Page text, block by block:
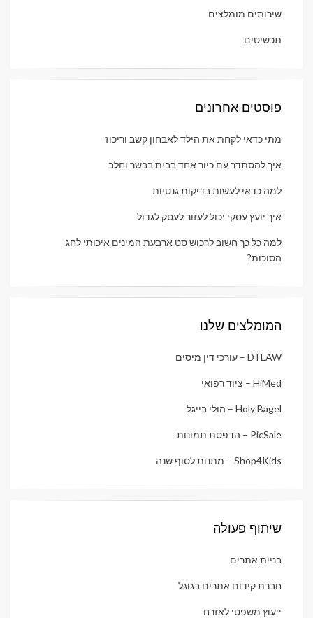
שירותים מומלצים
תכשיטים
פוסטים אחרונים
מתי כדאי לקחת את הילד לאבחון קשב וריכוז
איך להסתדר עם כיור אחד בבית בבשר וחלב
למה כדאי לעשות בדיקות גנטיות
איך יועץ עסקי יכול לעזור לעסק לגדול
למה כל כך חשוב לרכוש סט ארבעת המינים איכותי לחג
הסוכות?
המומלצים שלנו
DTLAW – עורכי דין מיסים
HiMed – ציוד רפואי
Holy Bagel – הולי בייגל
PicSale – הדפסת תמונות
Shop4Kids – מתנות לסוף שנה
שיתוף פעולה
בניית אתרים
חברת קידום אתרים בגוגל
ייעוץ משפטי לאזרח